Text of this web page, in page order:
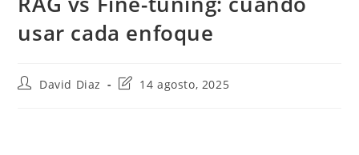
usar cada enfoque
AutorDavid Diaz
Última14 agosto, 2025